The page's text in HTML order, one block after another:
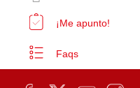
¡Me apunto!
Faqs